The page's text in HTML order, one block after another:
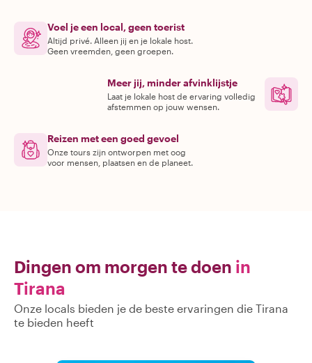
Voel je een local, geen toerist
Altijd privé. Alleen jij en je lokale host.
Geen vreemden, geen groepen.
Meer jij, minder afvinklijstje
Laat je lokale host de ervaring volledig
afstemmen op jouw wensen.
Reizen met een goed gevoel
Onze tours zijn ontworpen met oog
voor mensen, plaatsen en de planeet.
Dingen om morgen te doen in
Tirana
Onze locals bieden je de beste ervaringen die Tirana
te bieden heeft